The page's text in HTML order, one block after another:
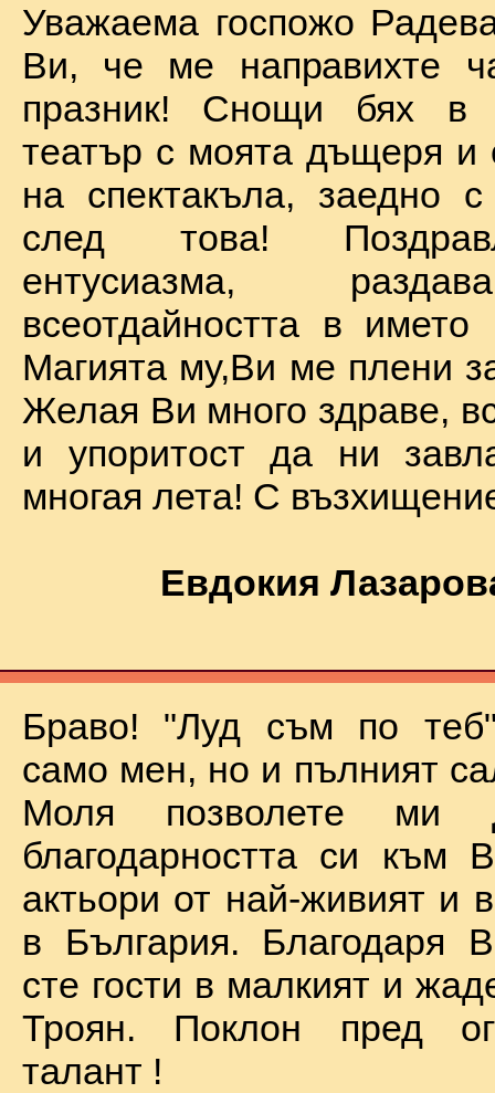
Уважаема госпожо
Ви, че ме направихте
празник! Снощи бях в
театър с моята дъщеря и
на спектакъла, заедно с
след това!
ентусиазма,
всеотдайността в името
Магията му,Ви ме плени
Желая Ви много здраве,
и упоритост да ни
многая лета! С
Евдокия
Браво! "Луд съм по
само мен, но и пълният
Моля позволете ми
благодарността си към
актьори от най-живият и
в България. Благодаря
сте гости в малкият и
Троян. Поклон пред
талант !